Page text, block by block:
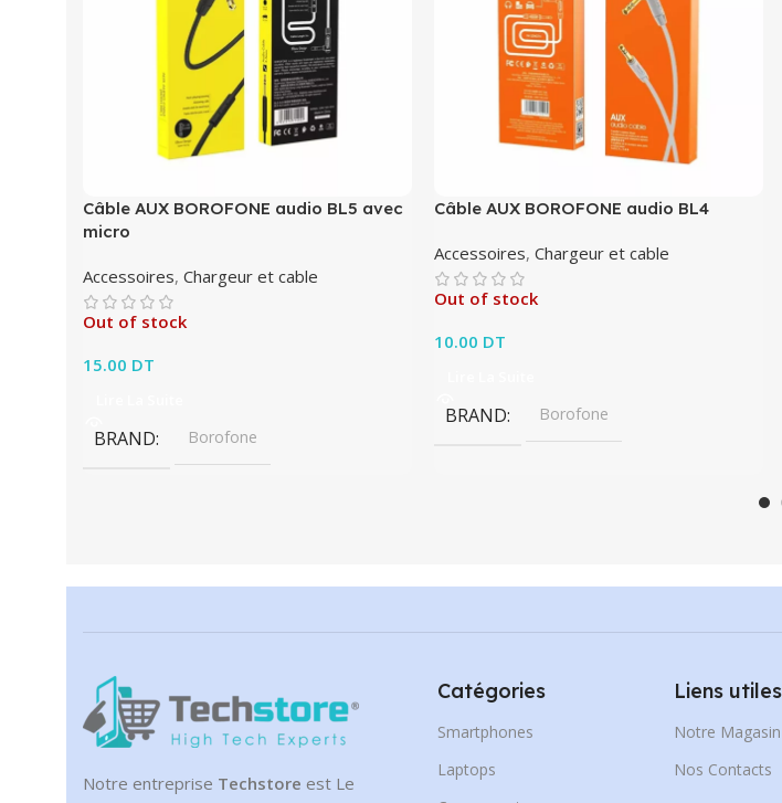
Câble AUX BOROFONE audio BL5 avec
micro
Accessoires, Chargeur et cable
Out of stock
15.00 DT
BRAND Borofone
Câble AUX BOROFONE audio BL4
Accessoires,Chargeur et cable
Out of stock
10.00 DT
BRAND Borofone
Notre entreprise Techstore est Le
Catégories
Smartphones
Laptops
Liens utiles
Notre Magasin
Nos Contacts